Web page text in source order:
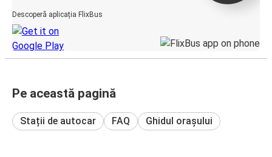
Descoperă aplicația FlixBus
Pe această pagină
Stații de autocar FAQ Ghidul orașului